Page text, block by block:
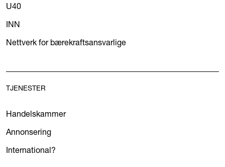
U40
INN
Nettverk for bærekraftsansvarlige
TJENESTER
Handelskammer
Annonsering
International?